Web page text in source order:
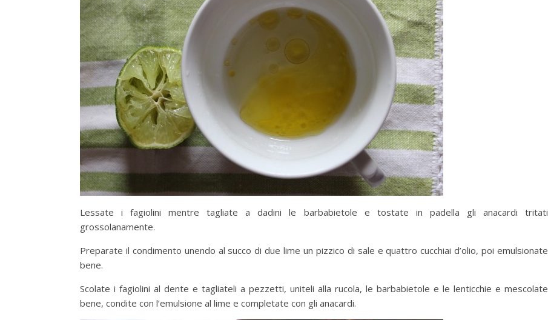
Lessate i fagiolini mentre tagliate a dadini le barbabietole e tostate in padella gli anacardi tritati
grossolanamente.
Preparate il condimento unendo al succo di due lime un pizzico di sale e quattro cucchiai d’olio, poi emulsionate
bene.
Scolate i fagiolini al dente e tagliateli a pezzetti, uniteli alla rucola, le barbabietole e le lenticchie e mescolate
bene, condite con l’emulsione al lime e completate con gli anacardi.